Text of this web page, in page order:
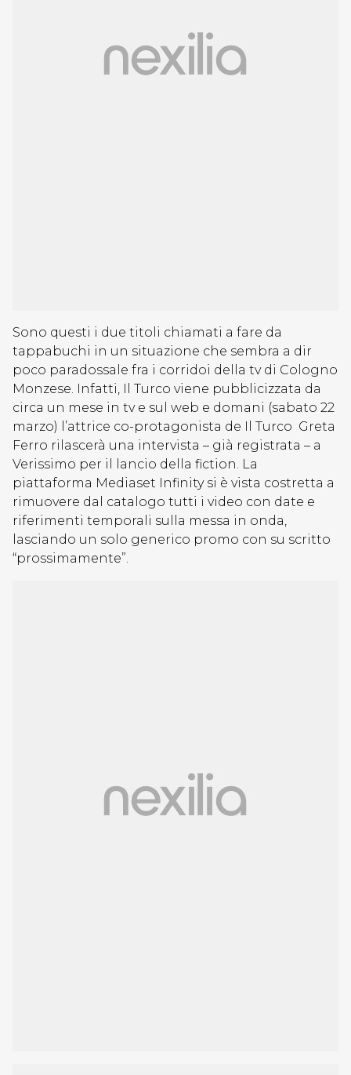
Sono questi i due titoli chiamati a fare da
tappabuchi in un situazione che sembra a dir
poco paradossale fra i corridoi della tv di Cologno
Monzese. Infatti, Il Turco viene pubblicizzata da
circa un mese in tv e sul web e domani (sabato 22
marzo) l’attrice co-protagonista de Il Turco Greta
Ferro rilascerà una intervista – già registrata – a
Verissimo per il lancio della fiction. La
piattaforma Mediaset Infinity si è vista costretta a
rimuovere dal catalogo tutti i video con date e
riferimenti temporali sulla messa in onda,
lasciando un solo generico promo con su scritto
“prossimamente”.